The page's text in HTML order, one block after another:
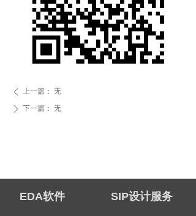
ꄴ 上一篇： 无
ꄲ 下一篇： 无
EDA软件 SIP设计服务